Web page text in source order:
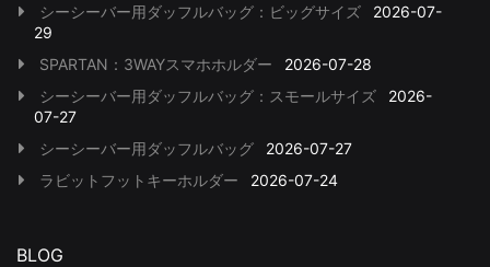
シーシーバー用ダッフルバッグ：ビッグサイズ
2026-07-
29
SPARTAN：3WAYスマホホルダー
2026-07-28
シーシーバー用ダッフルバッグ：スモールサイズ
2026-
07-27
シーシーバー用ダッフルバッグ
2026-07-27
ラビットフットキーホルダー
2026-07-24
BLOG